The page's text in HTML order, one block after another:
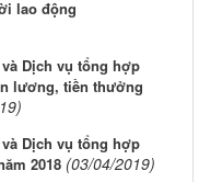
lao động
Dịch vụ tổng hợp
lương, tiền thưởng
Dịch vụ tổng hợp
2018 (03/04/2019)